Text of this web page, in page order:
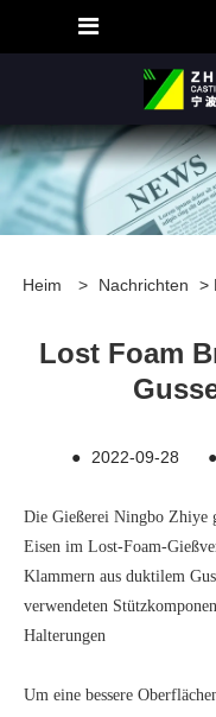
Heim > Nachrichten >
Lost Foam
● 2022-09-28 ●
Die Gießerei Ningbo Zhiye
Eisen im Lost-Foam-
Klammern aus duktilem
verwendeten
Halterungen
Um eine bessere